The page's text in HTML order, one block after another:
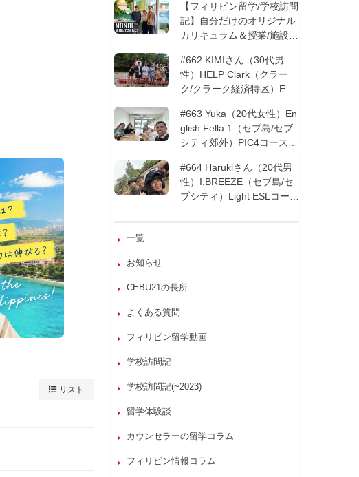
リスト
留学
【フィリピン留学/学校訪問
記】自分だけのオリジナル
カリキュラム＆授業/施設の
─MONOLを徹底取材！
#662 KIMIさん（30代男
性）HELP Clark（クラー
ク/クラーク経済特区）ESL
オの他校に転校 | フィリピ
ン留学
#663 Yuka（20代女性）En
glish Fella 1（セブ島/セブ
シティ郊外）PIC4コース 8
#664 Harukiさん（20代男
性）I.BREEZE（セブ島/セ
ブシティ）Light ESLコース
一覧
お知らせ
CEBU21の長所
よくある質問
フィリピン留学動画
学校訪問記
学校訪問記(~2023)
留学体験談
カウンセラーの留学コラム
フィリピン情報コラム